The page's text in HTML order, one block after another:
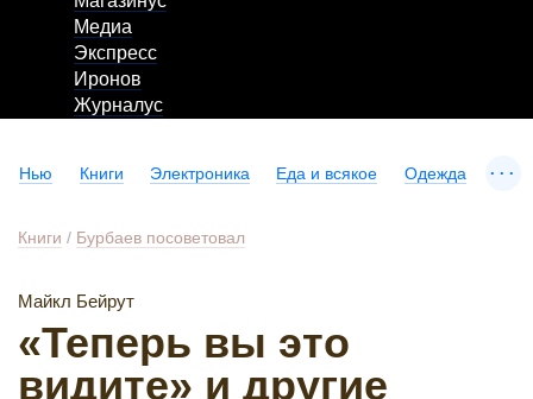
Медиа
Экспресс
Иронов
Журналус
Нью Книги Электроника Еда и всякое Одежда ...
Книги / Бурбаев посоветовал
Майкл Бейрут
«Теперь вы это
видите» и другие